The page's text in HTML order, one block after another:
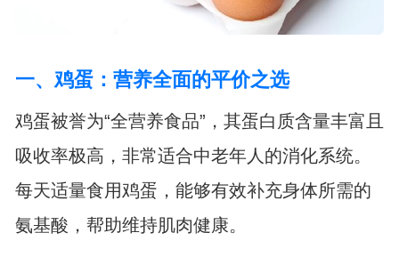
一、鸡蛋：营养全面的平价之选
鸡蛋被誉为“全营养食品”，其蛋白质含量丰富且
吸收率极高，非常适合中老年人的消化系统。
每天适量食用鸡蛋，能够有效补充身体所需的
氨基酸，帮助维持肌肉健康。